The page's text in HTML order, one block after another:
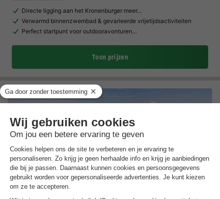
Directe ligging aan het Kronenburger meer…
Verwarmd binnenzwembad & gevarieerde vrijetijdsactiviteiten
Perfect startpunt voor outdooravonturen…
Toon prijzen